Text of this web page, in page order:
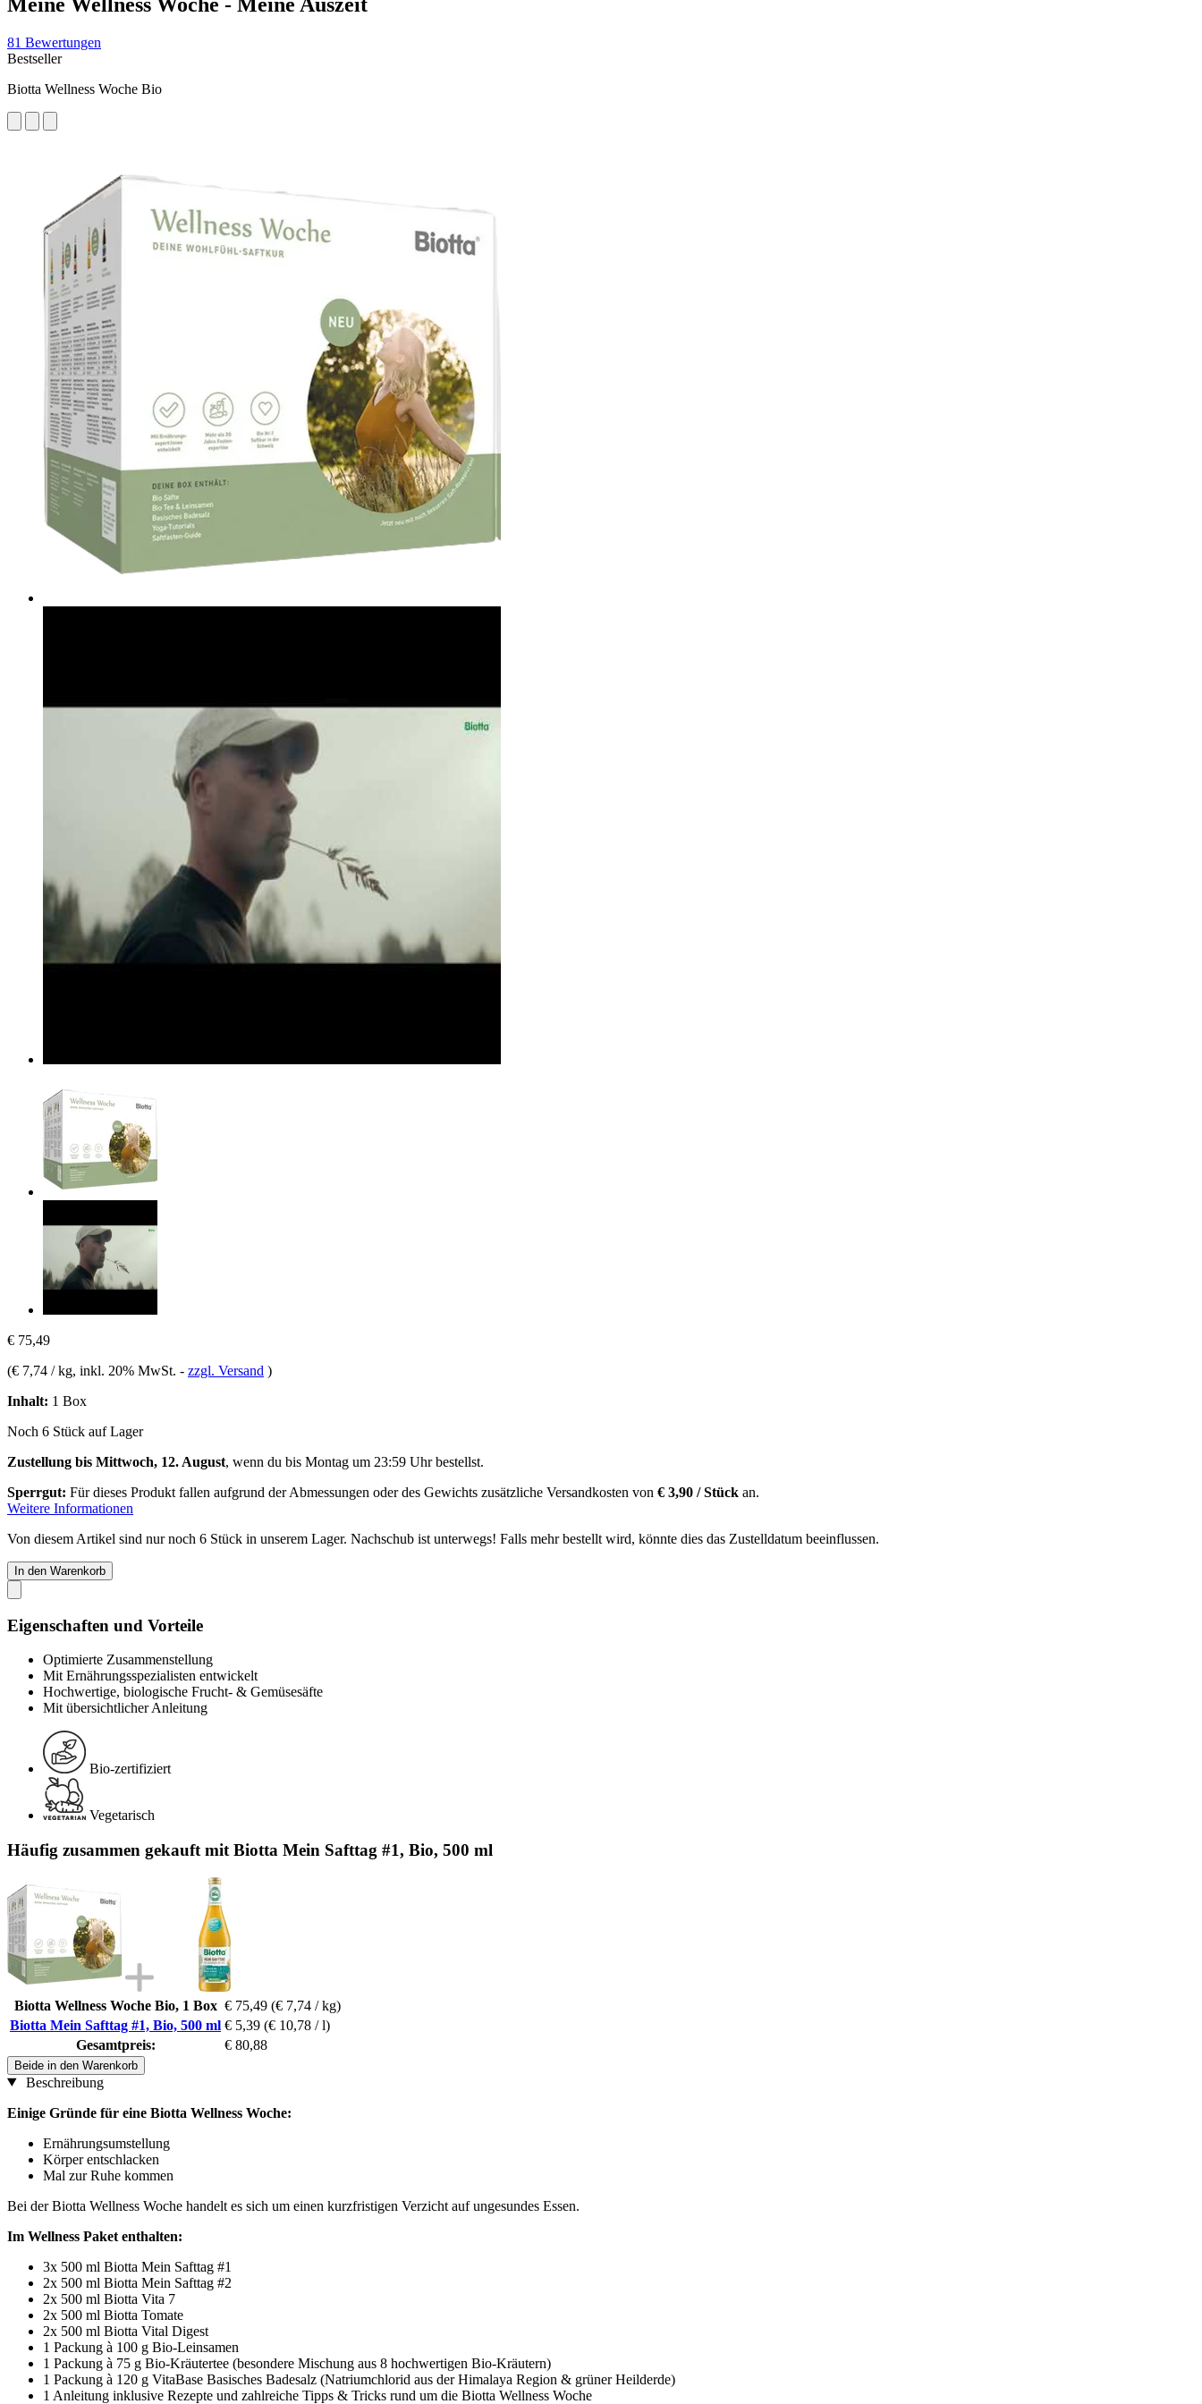
81 Bewertungen
Bestseller
Biotta Wellness Woche Bio
€ 75,49
(€ 7,74 / kg, inkl. 20% MwSt. - zzgl. Versand )
Inhalt: 1 Box
Noch 6 Stück auf Lager
Zustellung bis Mittwoch, 12. August, wenn du bis Montag um 23:59 Uhrbestellst.
Sperrgut: Für dieses Produkt fallen aufgrund der Abmessungen oder des Gewichts zusätzliche Versandkosten von € 3,90 / Stück an.
Weitere Informationen
Von diesem Artikel sind nur noch 6 Stück in unserem Lager. Nachschub ist unterwegs! Falls mehr bestellt wird, könnte dies das Zustelldatum beeinflussen.
In den Warenkorb
Eigenschaften und Vorteile
Optimierte Zusammenstellung
Mit Ernährungsspezialisten entwickelt
Hochwertige, biologische Frucht- & Gemüsesäfte
Mit übersichtlicher Anleitung
Bio-zertifiziert
Vegetarisch
Häufig zusammen gekauft mit Biotta Mein Safttag #1, Bio, 500 ml
Biotta Wellness Woche Bio, 1 Box € 75,49 (€ 7,74 / kg)
Biotta Mein Safttag #1, Bio, 500 ml € 5,39 (€ 10,78 / l)
Gesamtpreis:
€ 80,88
Beide in den Warenkorb
Beschreibung
Einige Gründe für eine Biotta Wellness Woche:
Ernährungsumstellung
Körper entschlacken
Mal zur Ruhe kommen
Bei der Biotta Wellness Woche handelt es sich um einen kurzfristigen Verzicht auf ungesundes Essen.
Im Wellness Paket enthalten:
3x 500 ml Biotta Mein Safttag #1
2x 500 ml Biotta Mein Safttag #2
2x 500 ml Biotta Vita 7
2x 500 ml Biotta Tomate
2x 500 ml Biotta Vital Digest
1 Packung à 100 g Bio-Leinsamen
1 Packung à 75 g Bio-Kräutertee (besondere Mischung aus 8 hochwertigen Bio-Kräutern)
1 Packung à 120 g VitaBase Basisches Badesalz (Natriumchlorid aus der Himalaya Region & grüner Heilderde)
1 Anleitung inklusive Rezepte und zahlreiche Tipps & Tricks rund um die Biotta Wellness Woche